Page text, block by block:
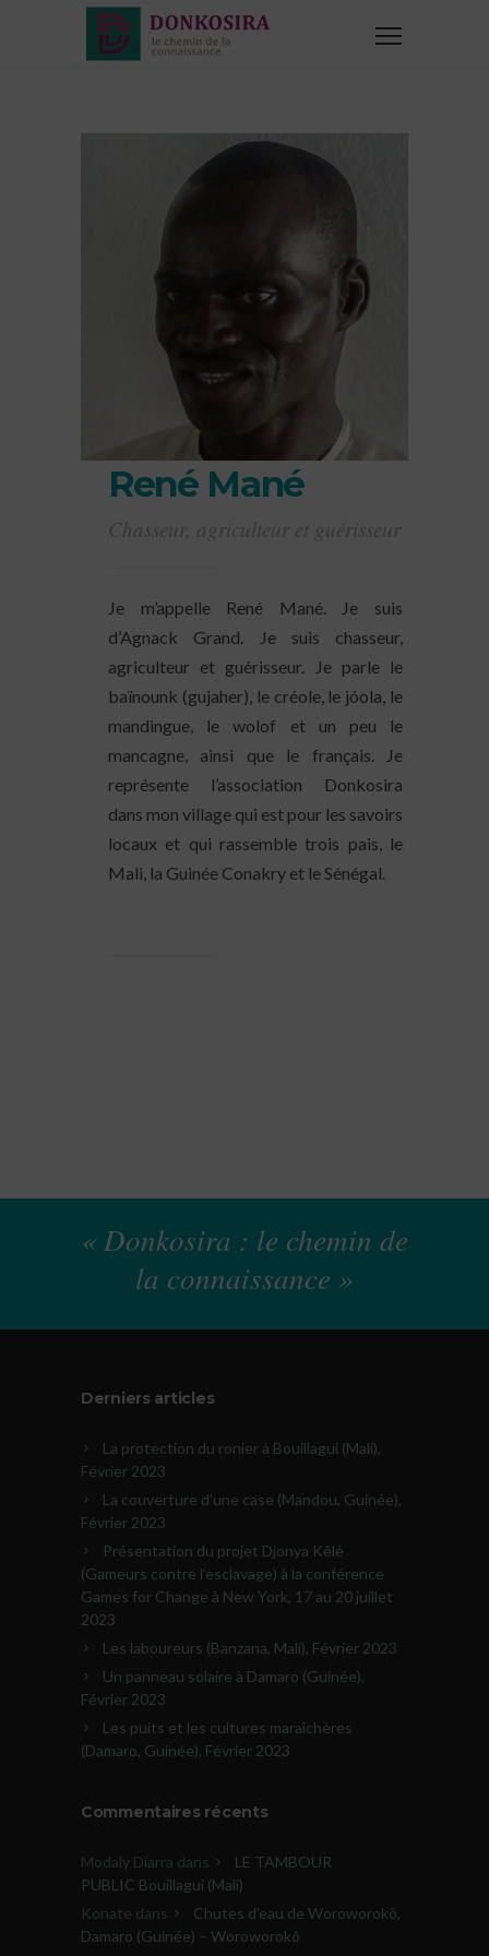
René Mané
Chasseur, agriculteur et guérisseur
Je m’appelle René Mané. Je suis
d’Agnack Grand. Je suis chasseur,
agriculteur et guérisseur. Je parle le
baïnounk (gujaher), le créole, le jóola, le
mandingue, le wolof et un peu le
mancagne, ainsi que le français. Je
représente l’association Donkosira
dans mon village qui est pour les savoirs
locaux et qui rassemble trois pais, le
Mali, la Guinée Conakry et le Sénégal.
« Donkosira : le chemin de
la connaissance »
Derniers articles
La protection du ronier à Bouillagui (Mali),
Février 2023
La couverture d’une case (Mandou, Guinée),
Février 2023
Présentation du projet Djonya Kêlè
(Gameurs contre l’esclavage) à la conférence
Games for Change à New York, 17 au 20 juillet
2023
Les laboureurs (Banzana, Mali), Février 2023
Un panneau solaire à Damaro (Guinée),
Février 2023
Les puits et les cultures maraîchères
(Damaro, Guinée), Février 2023
Commentaires récents
Modaly Diarra dans
LE TAMBOUR
PUBLIC Bouillagui (Mali)
Konate dans
Chutes d’eau de Woroworokô,
Damaro (Guinée) – Woroworokô